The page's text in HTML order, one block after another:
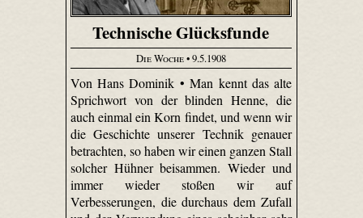
Technische Glücksfunde
Die Woche• 9.5.1908
Von Hans Dominik • Man kennt das alte
Sprichwort von der blinden Henne, die
auch einmal ein Korn findet, und wenn wir
die Geschichte unserer Technik genauer
betrachten, so haben wir einen ganzen Stall
solcher Hühner beisammen. Wieder und
immer wieder stoßen wir auf
Verbesserungen, die durchaus dem Zufall